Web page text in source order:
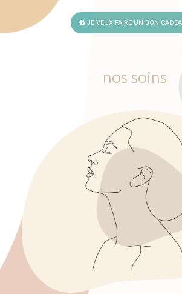
JE VEUX FAIRE UN BON
nos soins